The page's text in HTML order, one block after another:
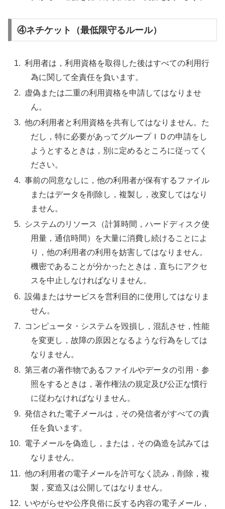
④ネチケット（最低限守るルール）
利用者は，利用資格を取得した後はすべての利用行
為に関して全責任を負います。
虚偽または二重の利用資格を申請してはなりませ
ん。
他の利用者と利用資格を共有してはなりません。た
だし，特に必要があってグループＩＤの申請をし
ようとするときは，別に定めるところに従ってく
ださい。
事前の同意なしに，他の利用者が保有するファイル
またはデータを削除し，複製し，改変してはなり
ません。
システムのリソース（計算時間，ハードディスク使
用量，通信時間）を大量に消費し続けることによ
り，他の利用者の利用を妨害してはなりません。
機密であることが分かったときは，直ちにアクセ
スを中止しなければなりません。
設備またはサービスを営利目的に使用してはなりま
せん。
コンピュータ・システムを毀損し，混乱させ，性能
を変更し，故障の原因となるような行為をしては
なりません。
第三者の著作物であるファイルやデータの引用・参
照をするときは，著作権法の規定及び公正な慣行
に従わなければなりません。
発信された電子メールは，その発信者がすべての責
任を負います。
電子メールを偽造し，または，その偽造を試みては
なりません。
他の利用者の電子メールを許可なく読み，削除，複
製，変造又は公開してはなりません。
いやがらせや公序良俗に反する内容の電子メール，